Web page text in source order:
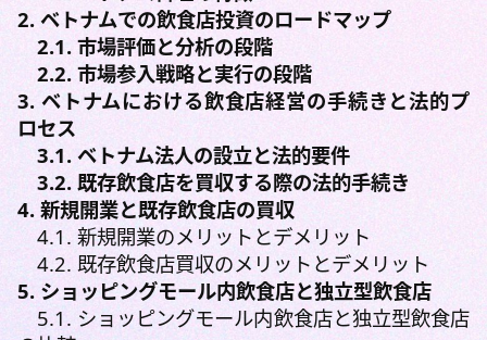
2. ベトナムでの飲食店投資のロードマップ
2.1. 市場評価と分析の段階
2.2. 市場参入戦略と実行の段階
3. ベトナムにおける飲食店経営の手続きと法的プ
ロセス
3.1. ベトナム法人の設立と法的要件
3.2. 既存飲食店を買収する際の法的手続き
4. 新規開業と既存飲食店の買収
4.1. 新規開業のメリットとデメリット
4.2. 既存飲食店買収のメリットとデメリット
5. ショッピングモール内飲食店と独立型飲食店
5.1. ショッピングモール内飲食店と独立型飲食店